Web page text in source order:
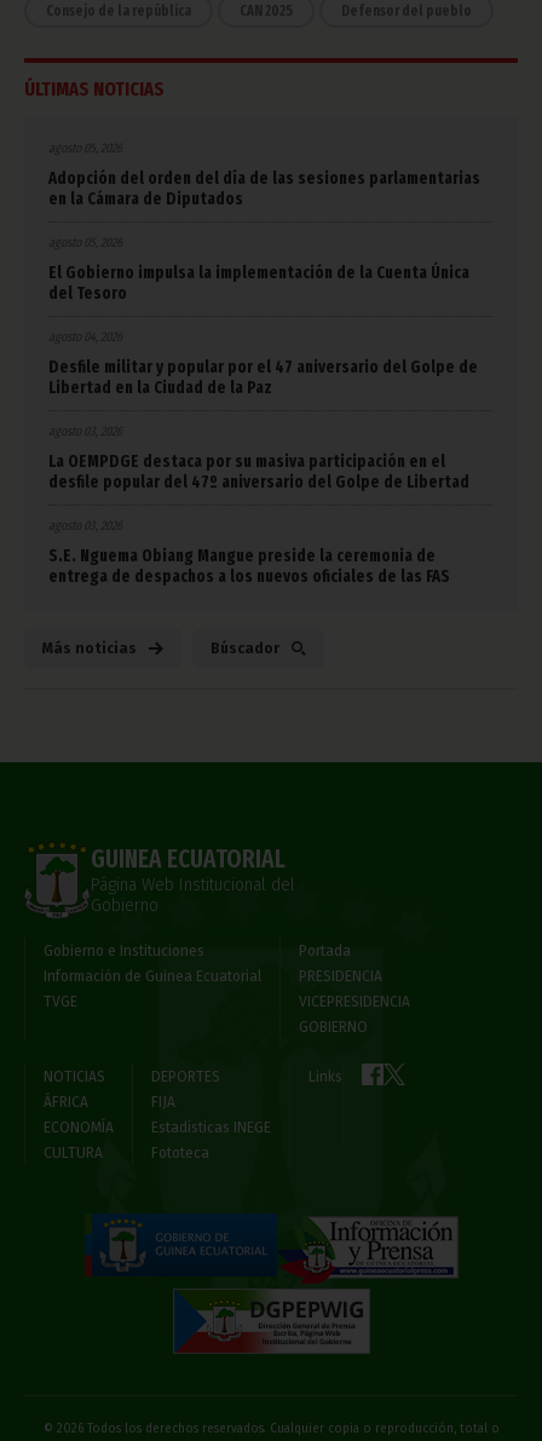
Consejo de la república CAN 2025 Defensor del pueblo
ÚLTIMAS NOTICIAS
agosto 05, 2026
Adopción del orden del día de las sesiones parlamentarias
en la Cámara de Diputados
agosto 05, 2026
El Gobierno impulsa la implementación de la Cuenta Única
del Tesoro
agosto 04, 2026
Desfile militar y popular por el 47 aniversario del Golpe de
Libertad en la Ciudad de la Paz
agosto 03, 2026
La OEMPDGE destaca por su masiva participación en el
desfile popular del 47º aniversario del Golpe de Libertad
agosto 03, 2026
S.E. Nguema Obiang Mangue preside la ceremonia de
entrega de despachos a los nuevos oficiales de las FAS
Más noticias Búscador
GUINEA ECUATORIAL
Página Web Institucional del
Gobierno
Gobierno e Instituciones
Información de Guinea Ecuatorial
TVGE
Portada
PRESIDENCIA
VICEPRESIDENCIA
GOBIERNO
NOTICIAS
ÁFRICA
ECONOMÍA
CULTURA
DEPORTES
FIJA
Estadísticas INEGE
Fototeca
Links
© 2026 Todos los derechos reservados. Cualquier copia o reproducción, total o